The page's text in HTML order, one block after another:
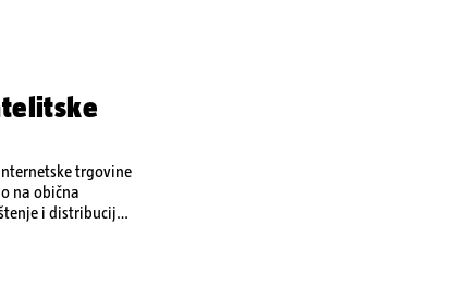
trgovine
na obična
i distribuciju
posljedice